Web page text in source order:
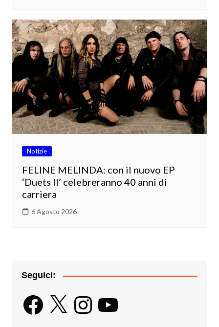
Notizie
FELINE MELINDA: con il nuovo EP
‘Duets II’ celebreranno 40 anni di
carriera
6 Agosto 2026
Seguici:
Facebook
X InstagramYouTube